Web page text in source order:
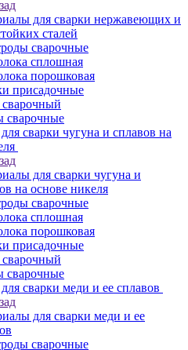
для сварки нержавеющих и
сталей
сварочные
сплошная
порошковая
присадочные
сварочные
сварки чугуна и сплавов на
для сварки чугуна и
на основе никеля
сварочные
сплошная
порошковая
присадочные
сварочные
сварки меди и ее сплавов
для сварки меди и ее
сварочные